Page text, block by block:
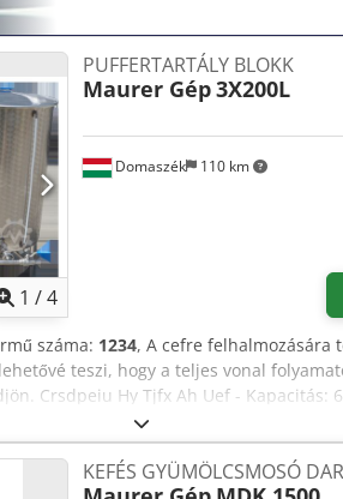
1 /4
Domaszék 110 km
PUFFERTARTÁLY BLOKK
Maurer Gép3X200L
száma: 1234, A cefre felhalmozására
teszi, hogy a teljes vonal
Crsdpeiu Hy Tjfx Ah Uef - Kapacitás:
kg - Úszófedéllel - Szintjelzővel Méretek:
magassága lábak nélkül: 845 mm h2 -
KEFÉS GYÜMÖLCSMOSÓ